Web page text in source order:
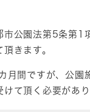
公園法第5条第1
きます。
間ですが、公園
て頂く必要があり